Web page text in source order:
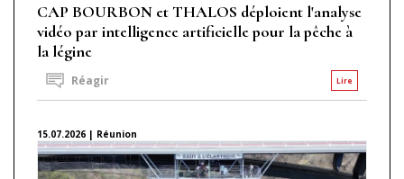
CAP BOURBON et THALOS déploient l'analyse
vidéo par intelligence artificielle pour la pêche à
la légine
Lire
Réagir
15.07.2026 | Réunion